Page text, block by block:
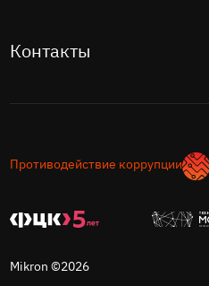
Контакты
Противодействие коррупции
Mikron ©2026